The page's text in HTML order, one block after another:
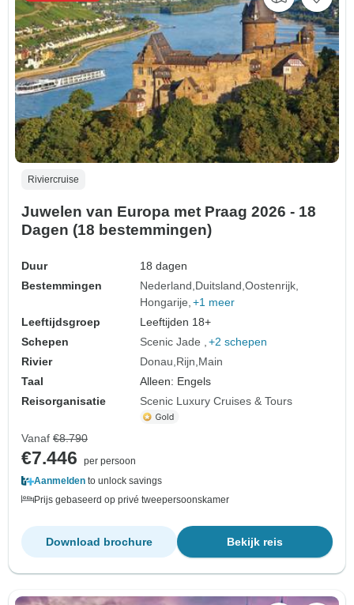
Riviercruise
Juwelen van Europa met Praag 2026 - 18
Dagen (18 bestemmingen)
Duur
18 dagen
Bestemmingen
Nederland Duitsland Oostenrijk
Hongarije +1 meer
Leeftijdsgroep
Leeftijden 18+
Schepen
Scenic Jade
+2 schepen
Rivier
Donau Rijn Main
Taal
Alleen: Engels
Reisorganisatie
Scenic Luxury Cruises & Tours
Vanaf €8.790
€7.446
per persoon
Aanmelden to unlock savings
Prijs gebaseerd op privé tweepersoonskamer
Bekijk reis
Download brochure